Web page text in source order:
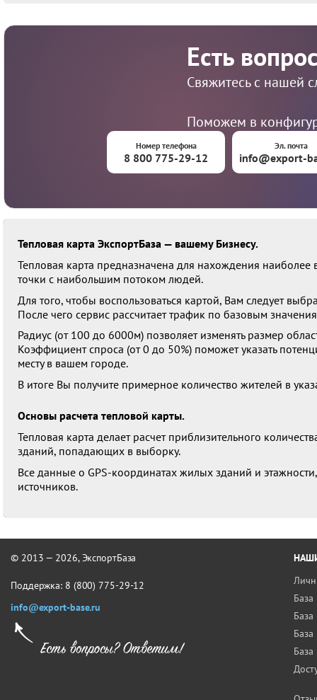
Есть
Свяжитесь с нашей
Поможем в
Номер телефона
8 800 775-29-12
Эл. почта
info@export-
Тепловая карта ЭкспортБаза — вашему Бизнесу.
Тепловая карта предназначена для нахождения
точки с наибольшим потоком людей.
Для того, чтобы воспользоваться картой, Вам следует
После чего сервис рассчитает трафик по базовым
Радиус (от 100 до 6000м) позволяет изменять размер
Коэффициент спроса (от 0 до 50%) поможет указать
месту в вашем городе.
В итоге Вы получите примерное количество жителей в
Основы расчета тепловой карты.
Тепловая карта делает расчет приблизительного
зданий, попадающих в выборку.
Все данные о GPS-координатах жилых зданий и
источников.
© 2013 — 2026, ЭкспортБаза
Поддержка: 8 (800) 775-29-12
info@export-base.ru